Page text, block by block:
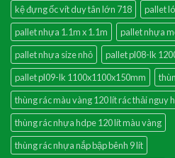
kệ đựng ốc vít duy tân lớn 718
pallet
pallet nhựa 1.1m x 1.1m
pallet nhựa
pallet nhựa size nhỏ
pallet pl08-lk
pallet pl09-lk 1100x1100x150mm
thùng rác màu vàng 120 lít rác thải nguy
thùng rác nhựa hdpe 120 lít màu vàng
thùng rác nhựa nắp bập bênh 9 lít